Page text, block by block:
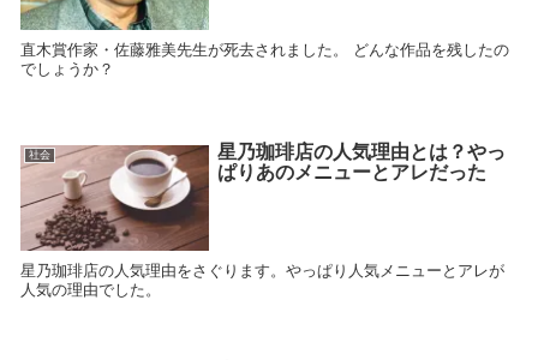
直木賞作家・佐藤雅美先生が死去されました。 どんな作品を残したの
でしょうか？
社会
星乃珈琲店の人気理由とは？やっ
ぱりあのメニューとアレだった
星乃珈琲店の人気理由をさぐります。やっぱり人気メニューとアレが
人気の理由でした。